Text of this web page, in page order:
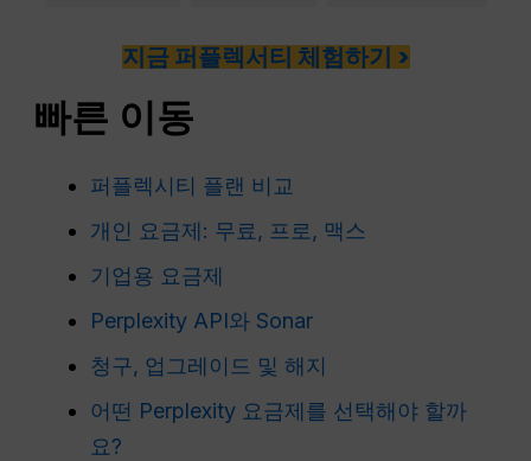
지금 퍼플렉서티 체험하기 >
빠른 이동
퍼플렉시티 플랜 비교
개인 요금제: 무료, 프로, 맥스
기업용 요금제
Perplexity API와 Sonar
청구, 업그레이드 및 해지
어떤 Perplexity 요금제를 선택해야 할까
요?